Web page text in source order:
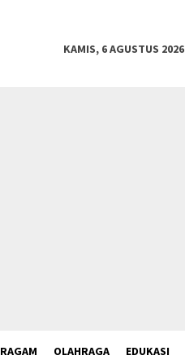
KAMIS, 6 AGUSTUS 2026
RAGAM OLAHRAGA EDUKASI